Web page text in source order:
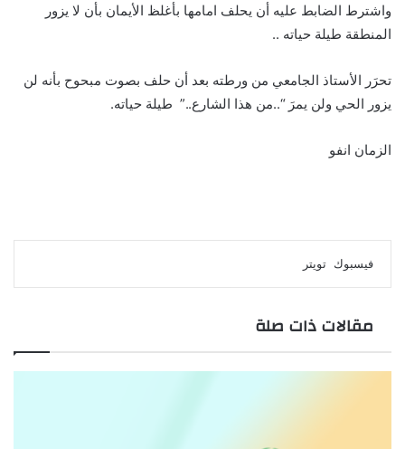
واشترط الضابط عليه أن يحلف امامها بأغلظ الأيمان بأن لا يزور
المنطقة طيلة حياته ..
تحرَر الأستاذ الجامعي من ورطته بعد أن حلف بصوت مبحوح بأنه لن
يزور الحي ولن يمرَ “..من هذا الشارع..” طيلة حياته.
الزمان انفو
فيسبوك تويتر
مقالات ذات صلة